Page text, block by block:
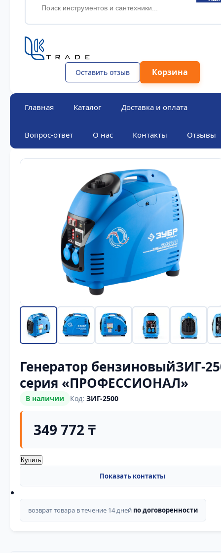
Оставить отзыв Корзина
Главная Каталог Доставка и оплата
Вопрос-ответ О нас Контакты Отзывы
Генератор бензиновыйЗИГ-
серия «ПРОФЕССИОНАЛ»
В наличии Код: ЗИГ-2500
349 772 ₸
Купить
возврат товара в течение 14 дней по договоренности